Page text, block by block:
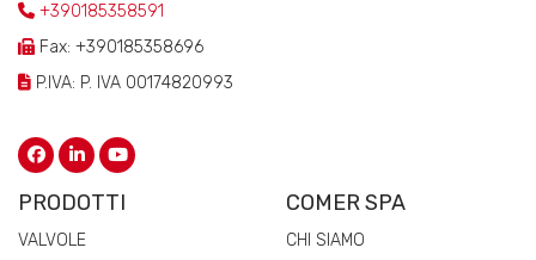
+390185358591
Fax: +390185358696
P.IVA: P. IVA 00174820993
PRODOTTI
VALVOLE
COMER SPA
CHI SIAMO